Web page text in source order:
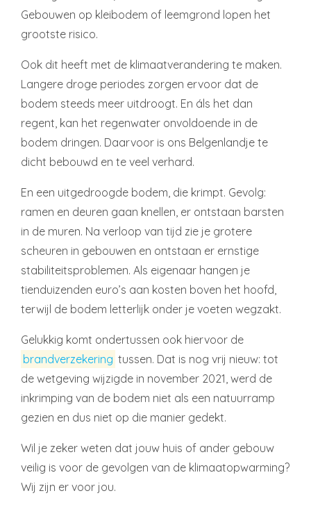
Gebouwen op kleibodem of leemgrond lopen het
grootste risico.
Ook dit heeft met de klimaatverandering te maken.
Langere droge periodes zorgen ervoor dat de
bodem steeds meer uitdroogt. En áls het dan
regent, kan het regenwater onvoldoende in de
bodem dringen. Daarvoor is ons Belgenlandje te
dicht bebouwd en te veel verhard.
En een uitgedroogde bodem, die krimpt. Gevolg:
ramen en deuren gaan knellen, er ontstaan barsten
in de muren. Na verloop van tijd zie je grotere
scheuren in gebouwen en ontstaan er ernstige
stabiliteitsproblemen. Als eigenaar hangen je
tienduizenden euro’s aan kosten boven het hoofd,
terwijl de bodem letterlijk onder je voeten wegzakt.
Gelukkig komt ondertussen ook hiervoor de
brandverzekering tussen. Dat is nog vrij nieuw: tot
de wetgeving wijzigde in november 2021, werd de
inkrimping van de bodem niet als een natuurramp
gezien en dus niet op die manier gedekt.
Wil je zeker weten dat jouw huis of ander gebouw
veilig is voor de gevolgen van de klimaatopwarming?
Wij zijn er voor jou.